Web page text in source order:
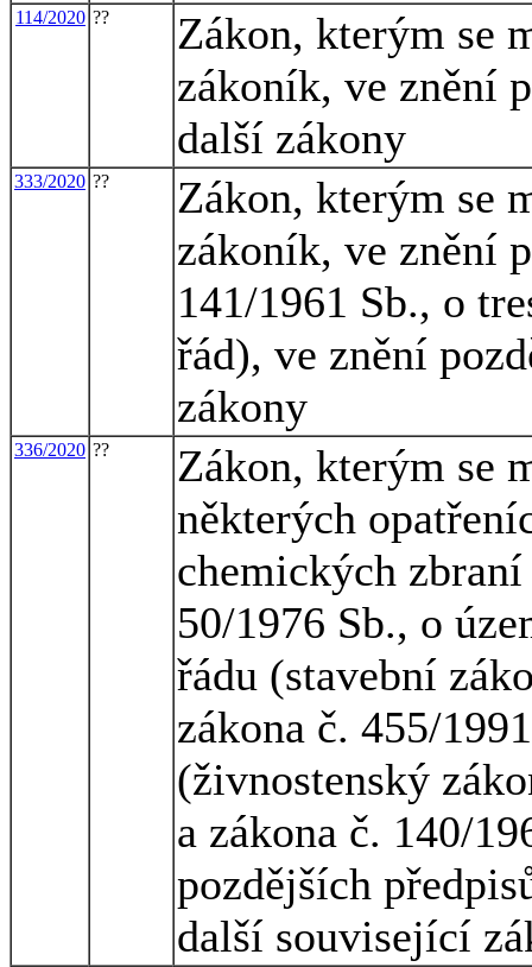
114/2020 ??
Zákon, kterým se
zákoník, ve znění
další zákony
333/2020 ??
Zákon, kterým se
zákoník, ve znění
141/1961 Sb., o
řád), ve znění
zákony
336/2020 ??
Zákon, kterým se
některých
chemických
50/1976 Sb., o
řádu (stavební
zákona č. 455/
(živnostenský
a zákona č. 140/
pozdějších
další související